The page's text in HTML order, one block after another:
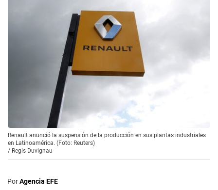
Renault anunció la suspensión de la producción en sus plantas industriales
en Latinoamérica. (Foto: Reuters)
/ Regis Duvignau
PorAgencia EFE